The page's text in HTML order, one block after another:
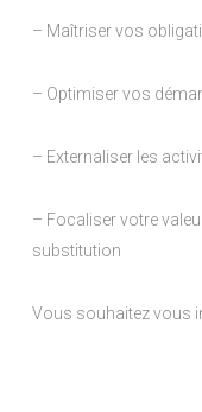
– Maîtriser vos
– Optimiser vos
– Externaliser les
– Focaliser votre
substitution
Vous souhaitez vous